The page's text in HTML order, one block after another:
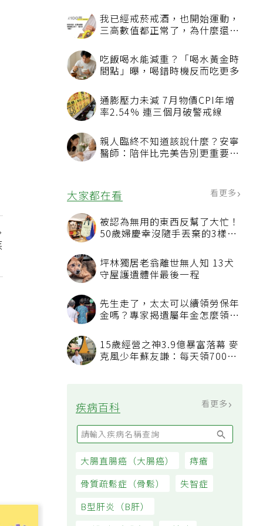
最新文章
我已經戒菸戒酒，也開始運動，
三高數值都正常了，為什麼還不
吃飯喝水能減重？「喝水黃金時
間點」曝，喝錯時機反而吃更多
通膨壓力未減 7月物價CPI年增
率2.54% 連三個月破警戒線
醫師：陪伴比完美告別更重要，
4句話值得及早說出口
看更多
50歲婦慶幸沒隨手丟棄的3樣物
品